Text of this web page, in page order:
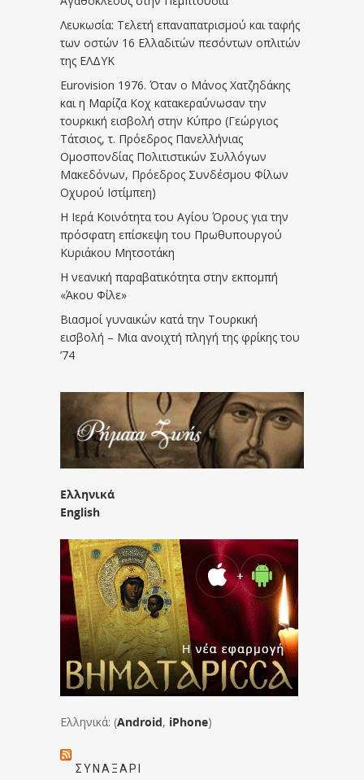
Λευκωσία: Τελετή επαναπατρισμού και ταφής
των οστών 16 Ελλαδιτών πεσόντων οπλιτών
της ΕΛΔΥΚ
Eurovision 1976. Όταν ο Μάνος Χατζηδάκης
και η Μαρίζα Κοχ κατακεραύνωσαν την
τουρκική εισβολή στην Κύπρο (Γεώργιος
Τάτσιος, τ. Πρόεδρος Πανελλήνιας
Ομοσπονδίας Πολιτιστικών Συλλόγων
Μακεδόνων, Πρόεδρος Συνδέσμου Φίλων
Οχυρού Ιστίμπεη)
Η Ιερά Κοινότητα του Αγίου Όρους για την
πρόσφατη επίσκεψη του Πρωθυπουργού
Κυριάκου Μητσοτάκη
Η νεανική παραβατικότητα στην εκπομπή
«Άκου Φίλε»
Βιασμοί γυναικών κατά την Τουρκική
εισβολή – Μια ανοιχτή πληγή της φρίκης του
’74
Ελληνικά
English
Ελληνικά: (Android, iPhone)
ΣΥΝΑΞΆΡΙ